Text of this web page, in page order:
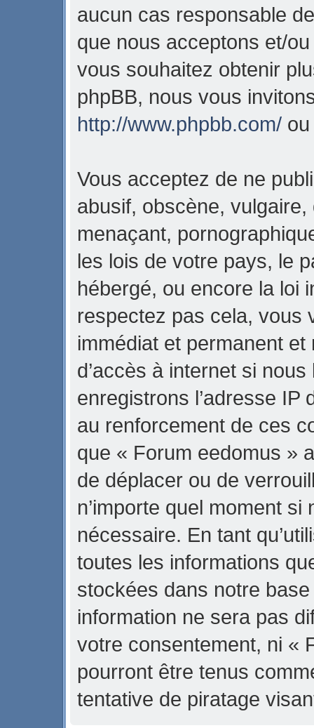
aucun cas responsable
que nous acceptons et/
vous souhaitez obtenir
phpBB, nous vous
http://www.phpbb.com/
Vous acceptez de ne
abusif, obscène,
menaçant,
les lois de votre pays, le
hébergé, ou encore la loi
respectez pas cela, vous
immédiat et permanent
d’accès à internet si
enregistrons l’adresse IP
au renforcement de ces
que « Forum eedomus »
de déplacer ou de
n’importe quel moment
nécessaire. En tant
toutes les informations
stockées dans notre
information ne sera pas
votre consentement, ni «
pourront être tenus
tentative de piratage